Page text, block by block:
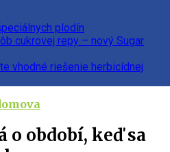
plodín
cukrovej repy – nový Sugar
vhodné riešenie herbicídnej
o období, keď sa